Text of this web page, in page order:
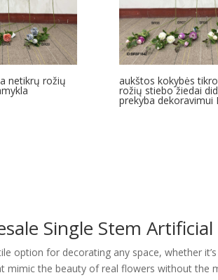
netikrų rožių aukštos kokybės
rožių stiebo žiedai
prekyba dekoravimui
Single Stem Artificial
option for decorating any space, whether
mimic the beauty of real flowers without the